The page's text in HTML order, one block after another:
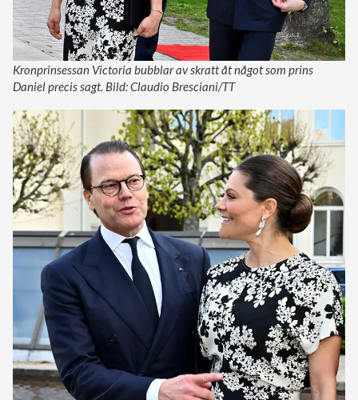
Kronprinsessan Victoria bubblar av skratt åt något som prins
Daniel precis sagt. Bild: Claudio Bresciani/TT